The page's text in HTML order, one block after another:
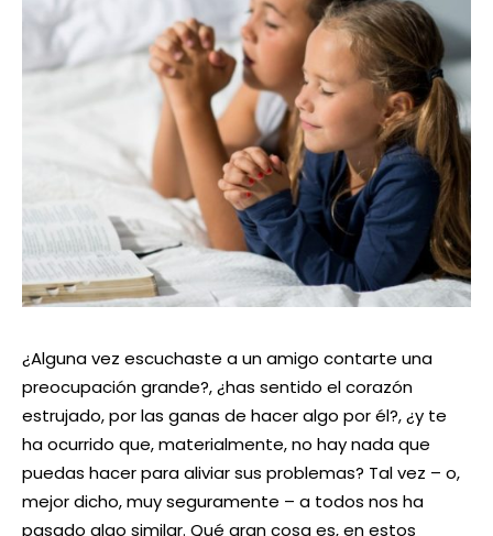
¿Alguna vez escuchaste a un amigo contarte una
preocupación grande?, ¿has sentido el corazón
estrujado, por las ganas de hacer algo por él?, ¿y te
ha ocurrido que, materialmente, no hay nada que
puedas hacer para aliviar sus problemas? Tal vez – o,
mejor dicho, muy seguramente – a todos nos ha
pasado algo similar. Qué gran cosa es, en estos